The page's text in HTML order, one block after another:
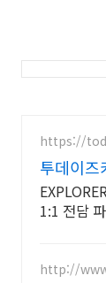
https://
투데이즈
문가의
1:1 전담
요!
http://